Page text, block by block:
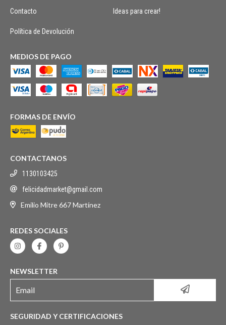
Contacto Ideas para crear!
Política de Devolución
MEDIOS DE PAGO
FORMAS DE ENVÍO
CONTACTANOS
1130103425
felicidadmarket@gmail.com
Emilio Mitre 667 Martínez
REDES SOCIALES
NEWSLETTER
SEGURIDAD Y CERTIFICACIONES